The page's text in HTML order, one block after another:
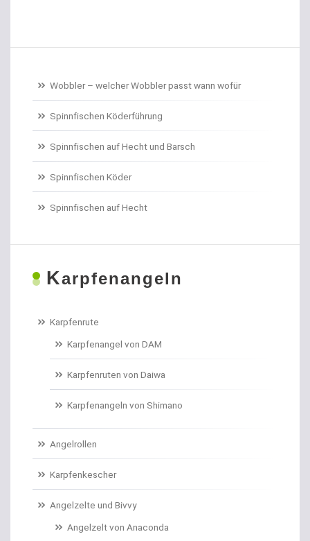
Birnenbleie
Bissanzeiger
Bivytable
Bleisets
Blinker
Bodentaster
Boilies
Brandungs- / Weitwurfrollen
Brandungsbleie
Brothaken gebunden
Wobbler – welcher Wobbler passt wann wofür
Spinnfischen Köderführung
Spinnfischen auf Hecht und Barsch
Spinnfischen Köder
Spinnfischen auf Hecht
Karpfenangeln
Karpfenrute
Karpfenangel von DAM
Karpfenruten von Daiwa
Karpfenangeln von Shimano
Angelrollen
Karpfenkescher
Angelzelte und Bivvy
Angelzelt von Anaconda